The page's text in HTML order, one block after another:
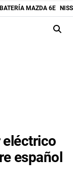
MAZDA 6E
eléctrico
español